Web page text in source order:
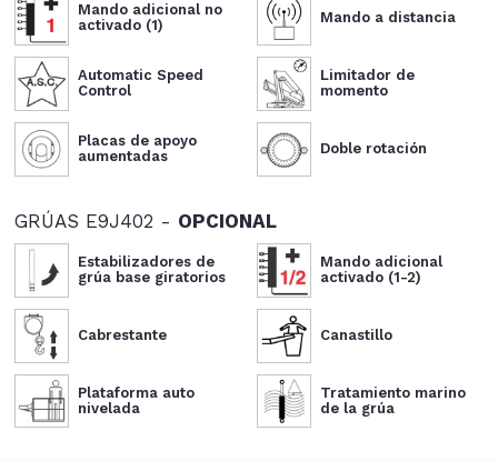
Mando adicional no
activado (1)
Mando a distancia
Automatic Speed
Control
Limitador de
momento
Placas de apoyo
aumentadas
Doble rotación
GRÚAS E9J402 - OPCIONAL
Estabilizadores de
grúa base giratorios
Mando adicional
activado (1-2)
Cabrestante Canastillo
Plataforma auto
nivelada
Tratamiento marino
de la grúa